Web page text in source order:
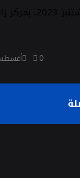
وذلك أيام 1، 2
أغسطس 30, 0